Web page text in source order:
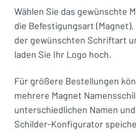
Wählen Sie das gewünschte
die Befestigungsart
der gewünschten Schriftart
laden Sie Ihr Logo hoch.
Für größere Bestellungen
mehrere Magnet
unterschiedlichen Namen
Schilder-Konfigurator